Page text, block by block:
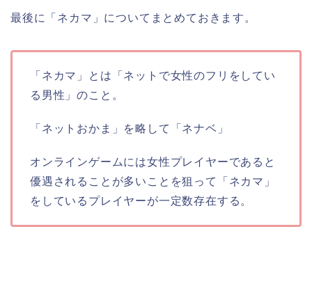
最後に「ネカマ」についてまとめておきます。
「ネカマ」とは「ネットで女性のフリをしてい
る男性」のこと。
「ネットおかま」を略して「ネナベ」
オンラインゲームには女性プレイヤーであると
優遇されることが多いことを狙って「ネカマ」
をしているプレイヤーが一定数存在する。